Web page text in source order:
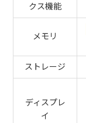
クス機能
メモリ
ストレージ
ディスプレ
イ